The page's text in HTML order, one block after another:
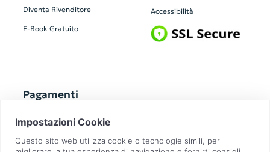
Diventa Rivenditore
E-Book Gratuito
Accessibilità
Pagamenti